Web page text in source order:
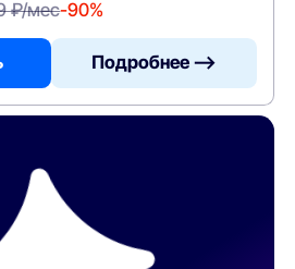
₽/мес-90%
Подробнее —>